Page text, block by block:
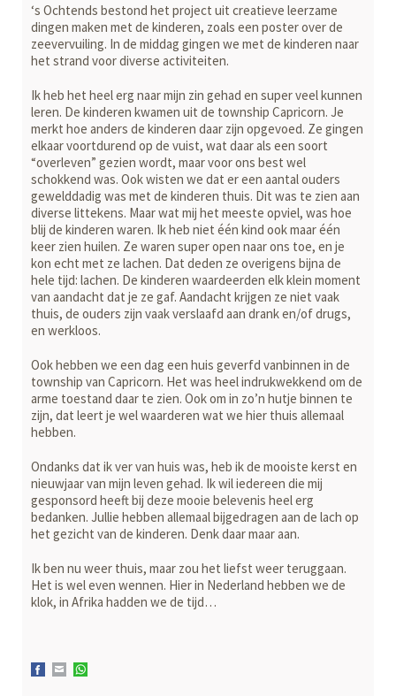
‘s Ochtends bestond het project uit creatieve leerzame
dingen maken met de kinderen, zoals een poster over de
zeevervuiling. In de middag gingen we met de kinderen naar
het strand voor diverse activiteiten.
Ik heb het heel erg naar mijn zin gehad en super veel kunnen
leren. De kinderen kwamen uit de township Capricorn. Je
merkt hoe anders de kinderen daar zijn opgevoed. Ze gingen
elkaar voortdurend op de vuist, wat daar als een soort
“overleven” gezien wordt, maar voor ons best wel
schokkend was. Ook wisten we dat er een aantal ouders
gewelddadig was met de kinderen thuis. Dit was te zien aan
diverse littekens. Maar wat mij het meeste opviel, was hoe
blij de kin­deren waren. Ik heb niet één kind ook maar één
keer zien huilen. Ze waren super open naar ons toe, en je
kon echt met ze lachen. Dat deden ze overigens bijna de
hele tijd: lachen. De kinderen waardeerden elk klein moment
van aandacht dat je ze gaf. Aandacht krijgen ze niet vaak
thuis, de ouders zijn vaak verslaafd aan drank en/of drugs,
en werkloos.
Ook hebben we een dag een huis geverfd vanbinnen in de
township van Capri­corn. Het was heel indrukwekkend om de
arme toestand daar te zien. Ook om in zo’n hutje binnen te
zijn, dat leert je wel waarderen wat we hier thuis allemaal
hebben.
Ondanks dat ik ver van huis was, heb ik de mooiste kerst en
nieuwjaar van mijn leven gehad. Ik wil iedereen die mij
gesponsord heeft bij deze mooie belevenis heel erg
bedanken. Jullie hebben allemaal bijgedragen aan de lach op
het ge­zicht van de kinderen. Denk daar maar aan.
Ik ben nu weer thuis, maar zou het liefst weer teruggaan.
Het is wel even wen­nen. Hier in Nederland hebben we de
klok, in Afrika hadden we de tijd…
Facebook
E-mail